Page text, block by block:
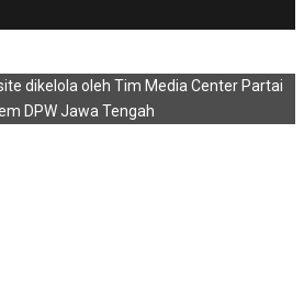
dikelola oleh Tim Media Center Partai
DPW Jawa Tengah